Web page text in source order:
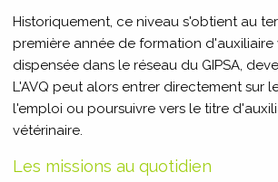
Historiquement, ce niveau s'obtient au
première année de formation d'auxiliaire
dispensée dans le réseau du GIPSA,
L'AVQ peut alors entrer directement sur
l'emploi ou poursuivre vers le titre
vétérinaire.
Les missions au quotidien